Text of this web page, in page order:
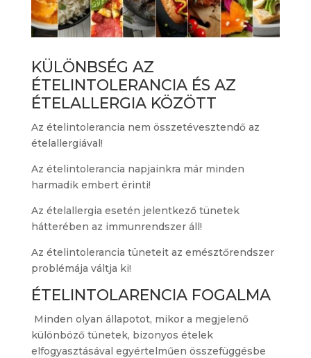
KÜLÖNBSÉG AZ
ÉTELINTOLERANCIA ÉS AZ
ÉTELALLERGIA KÖZÖTT
Az ételintolerancia nem összetévesztendő az
ételallergiával!
Az ételintolerancia napjainkra már minden
harmadik embert érinti!
Az ételallergia esetén jelentkező tünetek
hátterében az immunrendszer áll!
Az ételintolerancia tüneteit az emésztőrendszer
problémája váltja ki!
ÉTELINTOLARENCIA FOGALMA
Minden olyan állapotot, mikor a megjelenő
különböző tünetek, bizonyos ételek
elfogyasztásával egyértelműen összefüggésbe